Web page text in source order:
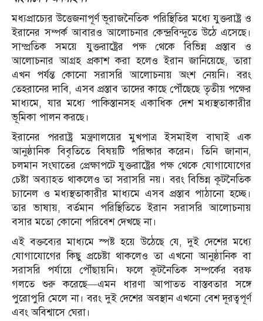
মধ্যপ্রাচ্যের উত্তেজনাপূর্ণ ভূরাজনৈতিক পরিস্থিতির মধ্যে যুক্তরাষ্ট্র ও
ইরানের সম্পর্ক আবারও আলোচনার কেন্দ্রবিন্দুতে উঠে এসেছে।
সাম্প্রতিক সময়ে যুক্তরাষ্ট্রের পক্ষ থেকে বিভিন্ন প্রস্তাব ও
আলোচনার আগ্রহ প্রকাশ করা হলেও ইরান জানিয়েছে, তারা
এখন পর্যন্ত কোনো সরাসরি আলোচনায় অংশ নেয়নি। বরং
তেহরানের দাবি, এসব প্রস্তাব তাদের কাছে পৌঁছেছে তৃতীয় পক্ষের
মাধ্যমে, যার মধ্যে পাকিস্তানসহ একাধিক দেশ মধ্যস্থতাকারীর
ভূমিকা পালন করছে।
ইরানের পররাষ্ট্র মন্ত্রণালয়ের মুখপাত্র ইসমাইল বাঘাই এক
আনুষ্ঠানিক বিবৃতিতে বিষয়টি পরিষ্কার করেন। তিনি জানান,
চলমান সংঘাতের প্রেক্ষাপটে যুক্তরাষ্ট্রের পক্ষ থেকে যোগাযোগের
চেষ্টা অব্যাহত থাকলেও তা সরাসরি নয়। বরং বিভিন্ন কূটনৈতিক
চ্যানেল ও মধ্যস্থতাকারীর মাধ্যমে এসব প্রস্তাব পাঠানো হচ্ছে।
তার ভাষায়, বর্তমান পরিস্থিতিতে ইরান সরাসরি আলোচনায়
বসার মতো কোনো পরিবেশ দেখছে না।
এই বক্তব্যের মাধ্যমে স্পষ্ট হয়ে উঠেছে যে, দুই দেশের মধ্যে
যোগাযোগের কিছু প্রচেষ্টা থাকলেও তা এখনো আনুষ্ঠানিক বা
সরাসরি পর্যায়ে পৌঁছায়নি। ফলে কূটনৈতিক সম্পর্কের বরফ
গলতে শুরু করেছে—এমন ধারণা আপাতত বাস্তবতার সঙ্গে
পুরোপুরি মেলে না। বরং দুই দেশের অবস্থান এখনো বেশ দূরত্বপূর্ণ
এবং অবিশ্বাসে ঘেরা।